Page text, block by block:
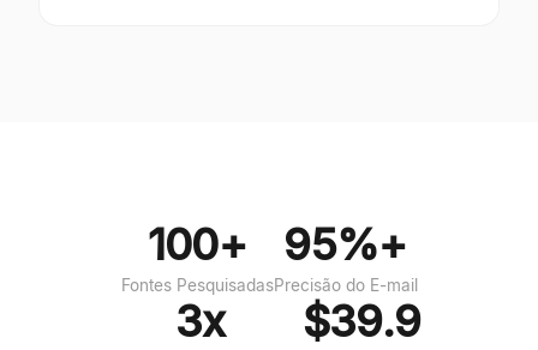
100+
Fontes Pesquisadas
95%+
Precisão do E-mail
3x $39.9